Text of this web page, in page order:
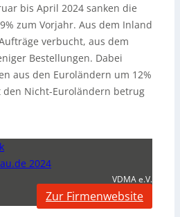
bis April 2024 sanken die
zum Vorjahr. Aus dem Inland
verbucht, aus dem
Bestellungen. Dabei
aus den Euroländern um 12%
Nicht-Euroländern betrug
2024
VDMA e.V.
Zur Firmenwebsite